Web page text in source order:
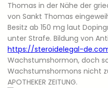
Thomas in der Nähe der
von Sankt Thomas
Besitz ab 150 mg laut
unter Strafe. Bildung von
https://steroidelegal-
Wachstumshormon, doch
Wachstumshormons nicht
APOTHEKER ZEITUNG.